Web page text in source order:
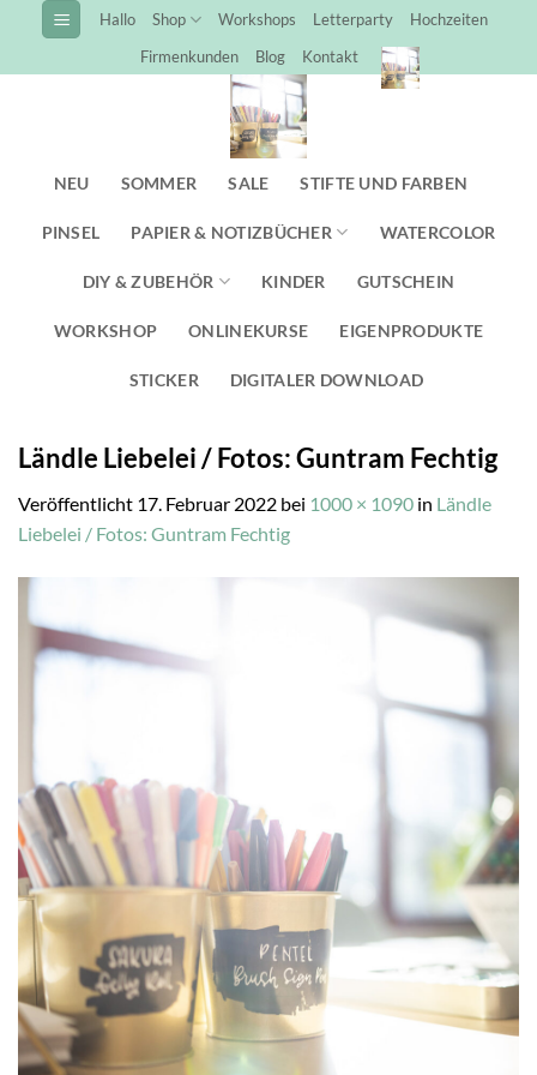
Inhalt
springen
Hallo Shop Workshops Letterparty
Hochzeiten
Firmenkunden
Blog Kontakt
NEU SOMMER SALE STIFTE UND FARBEN
PINSEL PAPIER & NOTIZBÜCHER WATERCOLOR
DIY & ZUBEHÖR KINDER GUTSCHEIN
WORKSHOP ONLINEKURSE EIGENPRODUKTE
STICKER DIGITALER DOWNLOAD
Ländle Liebelei / Fotos: Guntram Fechtig
Veröffentlicht 17. Februar 2022 bei 1000 × 1090 in Ländle
Liebelei / Fotos: Guntram Fechtig